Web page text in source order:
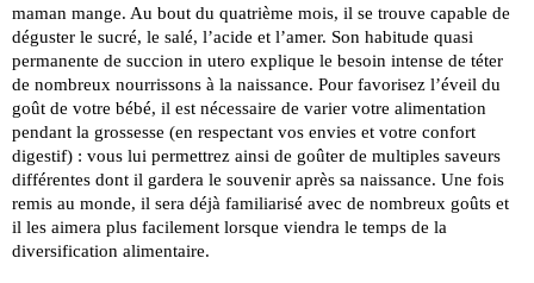
maman mange. Au bout du quatrième mois, il se trouve capable de
déguster le sucré, le salé, l’acide et l’amer. Son habitude quasi
permanente de succion in utero explique le besoin intense de téter
de nombreux nourrissons à la naissance. Pour favorisez l’éveil du
goût de votre bébé, il est nécessaire de varier votre alimentation
pendant la grossesse (en respectant vos envies et votre confort
digestif) : vous lui permettrez ainsi de goûter de multiples saveurs
différentes dont il gardera le souvenir après sa naissance. Une fois
remis au monde, il sera déjà familiarisé avec de nombreux goûts et
il les aimera plus facilement lorsque viendra le temps de la
diversification alimentaire.